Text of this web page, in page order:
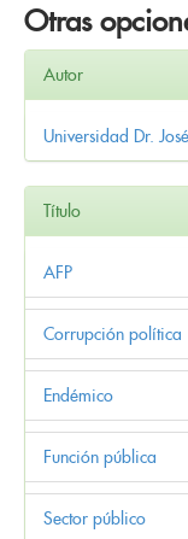
Otras
Autor
Universidad Dr.
Título
AFP
Corrupción política
Endémico
Función pública
Sector público